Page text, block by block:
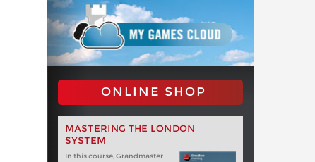
ONLINE SHOP
MASTERING THE LONDON
SYSTEM
In this course, Grandmaster